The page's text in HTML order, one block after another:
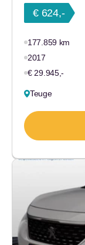
€ 624,-
177.859 km
2017
€ 29.945,-
Teuge